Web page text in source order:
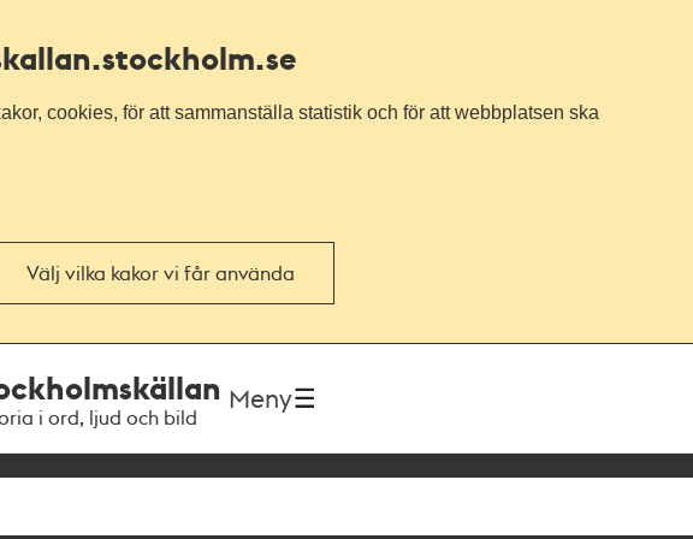
.stockholm.se
cookies, för att sammanställa statistik och för att webbplatsen ska
Välj vilka kakor vi får använda
i ord, ljud och bild
Meny